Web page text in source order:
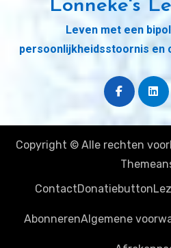
Lonneke's
Leven met een
persoonlijkheidsstoornis en
Copyright © Alle rechten
ContactDonatiebutton
AbonnerenAlgemene